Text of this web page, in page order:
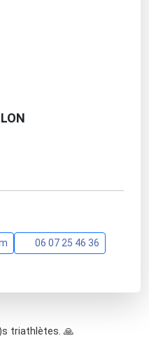
06 07 25 46 36
triathlètes. 🙏